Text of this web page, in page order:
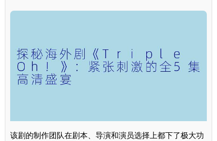
该剧的制作团队在剧本、导演和演员选择上都下了极大功